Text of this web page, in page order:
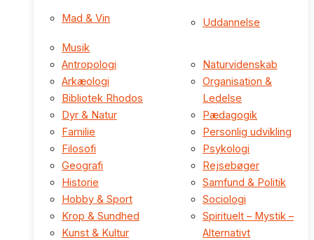
Mad & Vin
Musik
Uddannelse
Antropologi
Arkæologi
Bibliotek Rhodos
Dyr & Natur
Familie
Filosofi
Geografi
Historie
Hobby & Sport
Krop & Sundhed
Kunst & Kultur
Naturvidenskab
Organisation &
Ledelse
Pædagogik
Personlig udvikling
Psykologi
Rejsebøger
Samfund & Politik
Sociologi
Spirituelt – Mystik –
Alternativt